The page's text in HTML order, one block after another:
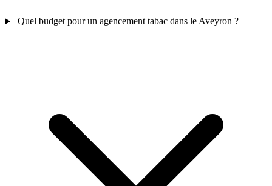
Quel budget pour un agencement tabac dans le Aveyron ?